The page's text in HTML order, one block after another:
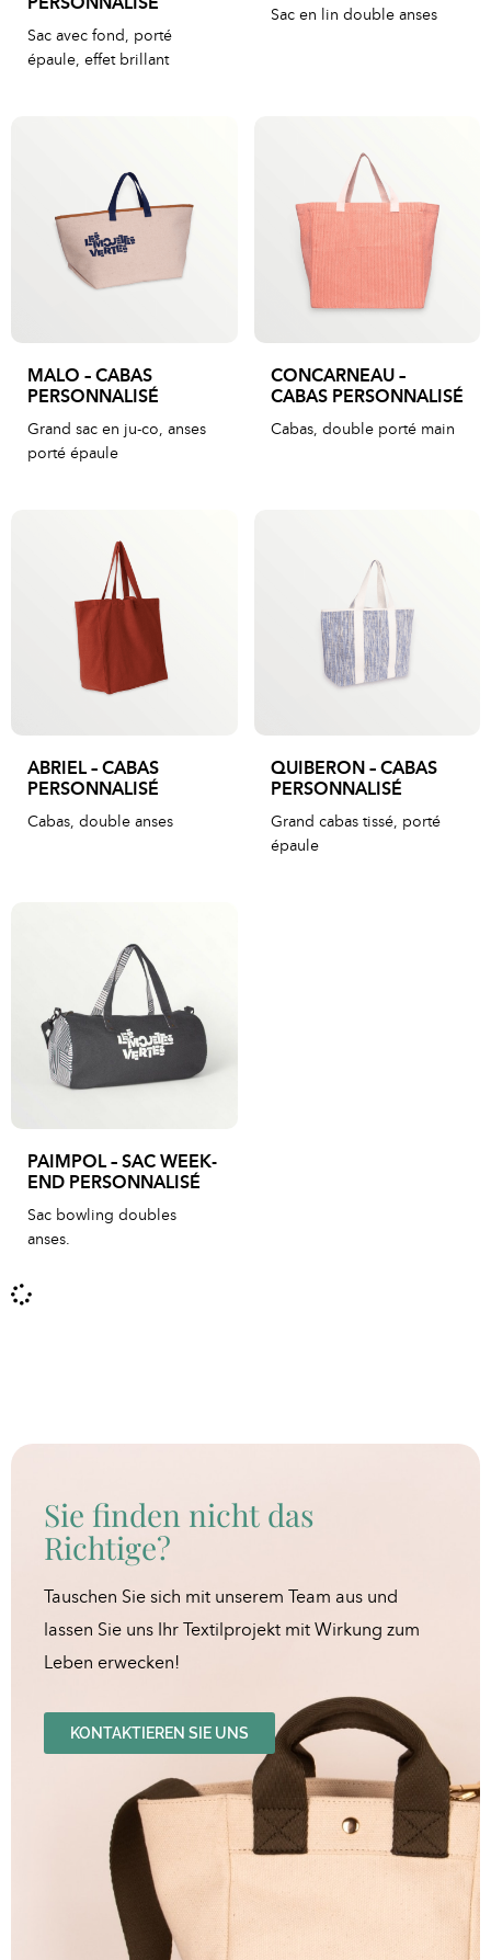
Sac avec fond, porté
épaule, effet brillant
Sac en lin double anses
MALO – CABAS
PERSONNALISÉ
Grand sac en ju-co, anses
porté épaule
CONCARNEAU –
CABAS PERSONNALISÉ
Cabas, double porté main
ABRIEL – CABAS
PERSONNALISÉ
Cabas, double anses
QUIBERON – CABAS
PERSONNALISÉ
Grand cabas tissé, porté
épaule
PAIMPOL – SAC WEEK-
END PERSONNALISÉ
Sac bowling doubles
anses.
Sie finden nicht das
Richtige?
Tauschen Sie sich mit unserem Team aus und
lassen Sie uns Ihr Textilprojekt mit Wirkung zum
Leben erwecken!
KONTAKTIEREN SIE UNS